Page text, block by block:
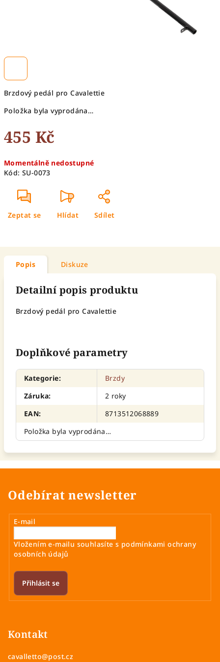
Brzdový pedál pro Cavalettie
Položka byla vyprodána…
455 Kč
cena:
Momentálně nedostupné
Kód: SU-0073
Zeptat se Hlídat Sdílet
Popis Diskuze
Detailní popis produktu
Brzdový pedál pro Cavalettie
Doplňkové parametry
Kategorie:
Brzdy
Záruka:
2 roky
EAN:
8713512068889
Položka byla vyprodána…
Odebírat newsletter
E-mail
Vložením e-mailu souhlasíte s podmínkami ochrany
osobních údajů
Přihlásit se
Kontakt
cavalletto@post.cz